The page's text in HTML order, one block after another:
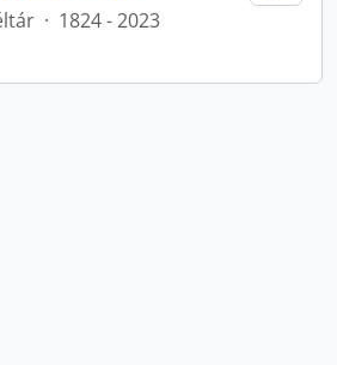
· 1824 - 2023